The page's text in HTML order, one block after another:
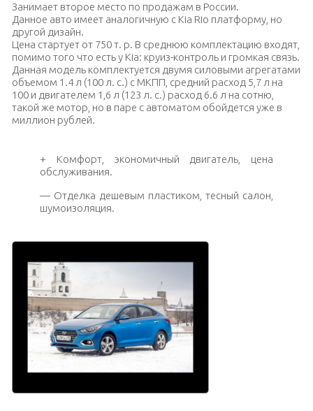
Занимает второе место по продажам в России.
Данное авто имеет аналогичную с Кia Rio платформу, но
другой дизайн.
Цена стартует от 750 т. р. В среднюю комплектацию входят,
помимо того что есть у Kia: круиз-контроль и громкая связь.
Данная модель комплектуется двумя силовыми агрегатами
объемом 1.4 л (100 л. с.) с МКПП, средний расход 5,7 л на
100 и двигателем 1,6 л (123 л. с.) расход 6.6 л на сотню,
такой же мотор, но в паре с автоматом обойдется уже в
миллион рублей.
+ Комфорт, экономичный двигатель, цена
обслуживания.
— Отделка дешевым пластиком, тесный салон,
шумоизоляция.